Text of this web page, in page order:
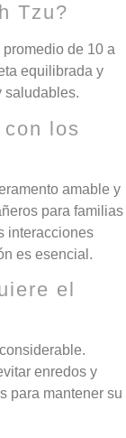
Tzu?
de 10 a
equilibrada y
saludables.
los
amable y
para familias
interacciones
es esencial.
el
enredos y
para mantener su